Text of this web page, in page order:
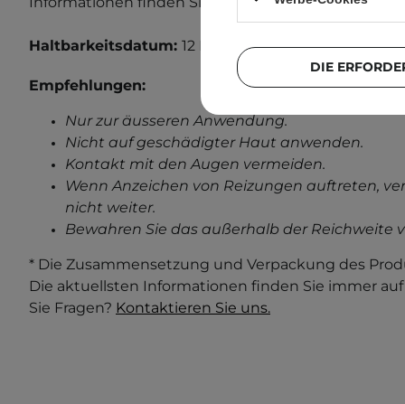
Haltbarkeitsdatum: 12 Monate nach dem Öffnen.
Empfehlungen:
Nur zur äusseren Anwendung.
Nicht auf geschädigter Haut anwenden.
Kontakt mit den Augen vermeiden.
Wenn Anzeichen von Reizungen auftreten,
nicht weiter.
Bewahren Sie das außerhalb der Reichweite
* Die Zusammensetzung und Verpackung des
Die aktuellsten Informationen finden Sie immer
Sie Fragen? Kontaktieren Sie uns.
DIE